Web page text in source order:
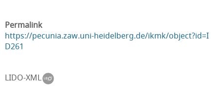
Permalink
https://pecunia.zaw.uni-heidelberg.de/ikmk/object?id=I
D261
LIDO-XML